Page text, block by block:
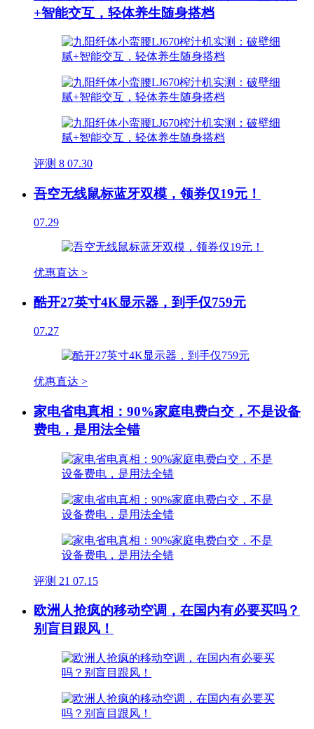
+智能交互，轻体养生随身搭档
评测 8 07.30
吾空无线鼠标蓝牙双模，领券仅19元！
07.29
优惠直达 >
酷开27英寸4K显示器，到手仅759元
07.27
优惠直达 >
家电省电真相：90%家庭电费白交，不是设备
费电，是用法全错
评测 21 07.15
欧洲人抢疯的移动空调，在国内有必要买吗？
别盲目跟风！